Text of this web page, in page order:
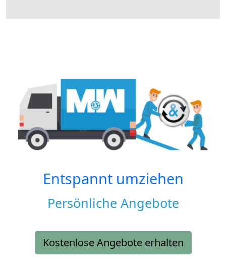
Entspannt umziehen
Persönliche Angebote
Kostenlose Angebote erhalten